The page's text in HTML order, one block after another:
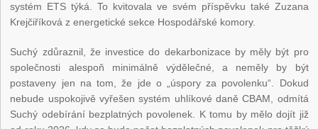
systém ETS týká. To kvitovala ve svém příspěvku také Zuzana
Krejčiříková z energetické sekce Hospodářské komory.
Suchý zdůraznil, že investice do dekarbonizace by měly být pro
společnosti alespoň minimálně výdělečné, a neměly by být
postaveny jen na tom, že jde o „úspory za povolenku“. Dokud
nebude uspokojivě vyřešen systém uhlíkové daně CBAM, odmítá
Suchý odebírání bezplatných povolenek. K tomu by mělo dojít již